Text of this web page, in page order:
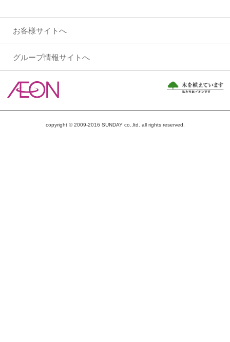
お客様サイトへ
グループ情報サイトへ
copyright © 2009-2016 SUNDAY co.,ltd. all rights reserved.